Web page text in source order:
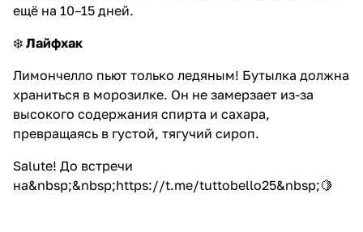
ещё на 10–15 дней.
❄️ Лайфхак
Лимончелло пьют только ледяным! Бутылка должна
храниться в морозилке. Он не замерзает из-за
высокого содержания спирта и сахара,
превращаясь в густой, тягучий сироп.
Salute! До встречи
на&nbsp;&nbsp;https://t.me/tuttobello25&nbsp;🍋